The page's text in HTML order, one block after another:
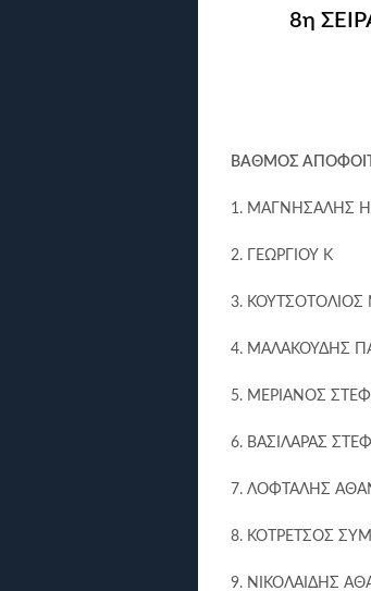
8η
ΒΑΘΜΟΣ
1. ΜΑΓΝΗΣΑΛΗΣ
2. ΓΕΩΡΓΙΟΥ Κ
3. ΚΟΥΤΣΟΤΟΛΙΟΣ
4. ΜΑΛΑΚΟΥΔΗΣ
5. ΜΕΡΙΑΝΟΣ
6. ΒΑΣΙΛΑΡΑΣ
7. ΛΟΦΤΑΛΗΣ
8. ΚΟΤΡΕΤΣΟΣ
9. ΝΙΚΟΛΑΙΔΗΣ